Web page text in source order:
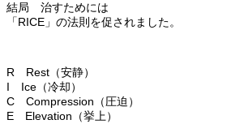
結局 治すためには
「RICE」の法則を促されました。
R Rest（安静）
I Ice（冷却）
C Compression（圧迫）
E Elevation（挙上）